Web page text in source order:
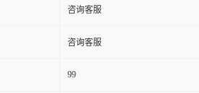
咨询客服
咨询客服
99